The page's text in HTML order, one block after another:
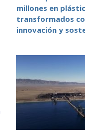
millones en
transformados
innovación y